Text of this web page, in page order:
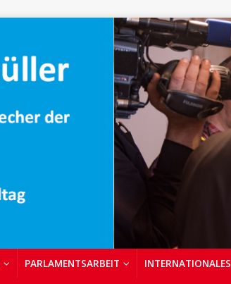
PARLAMENTSARBEIT INTERNATIONALES